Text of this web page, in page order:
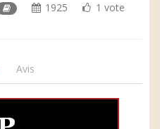
1925 1 vote
Avis